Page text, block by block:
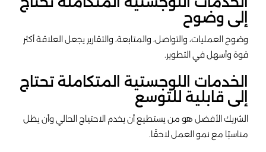
إلى وضوح
وضوح العمليات، والتواصل، والمتابعة، والتقارير يجعل العلاقة أكثر
قوة وأسهل في التطوير.
الخدمات اللوجستية المتكاملة تحتاج
إلى قابلية للتوسع
الشريك الأفضل هو من يستطيع أن يخدم الاحتياج الحالي وأن يظل
مناسبًا مع نمو العمل لاحقًا.